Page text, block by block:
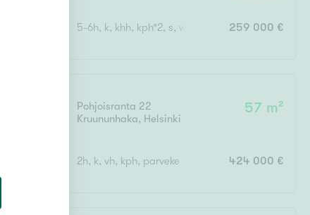
5-6h, k, khh, kph*2, s, wc*3, terassi, parveke, ak
259 000 €
Pohjoisranta 22
Kruununhaka, Helsinki
57 m²
2h, k, vh, kph, parveke 424 000 €